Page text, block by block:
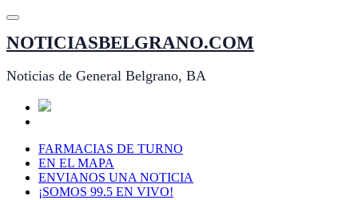
Saltar
contenido
NOTICIASBELGRANO.COM
Noticias de General Belgrano, BA
FARMACIAS DE TURNO
EN EL MAPA
ENVIANOS UNA NOTICIA
¡SOMOS 99.5 EN VIVO!